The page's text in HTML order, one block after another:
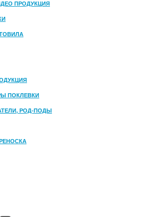
ПРОДУКЦИЯ
ПОКЛЕВКИ
РОД-ПОДЫ